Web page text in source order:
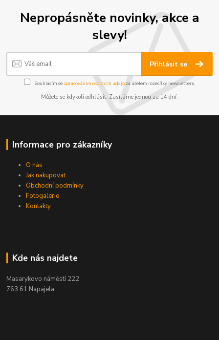
Nepropásněte novinky, akce a
slevy!
Přihlásit se
Souhlasím se zpracováním osobních údajůza účelem rozesílky newsletteru.
Můžete se kdykoli odhlásit. Zasíláme jednou za 14 dní.
Informace pro zákazníky
O nás
Jak nakupovat
Obchodní podmínky
Fotogalerie
Kontakty
Kde nás najdete
Masarykovo náměstí 222
763 61 Napajela